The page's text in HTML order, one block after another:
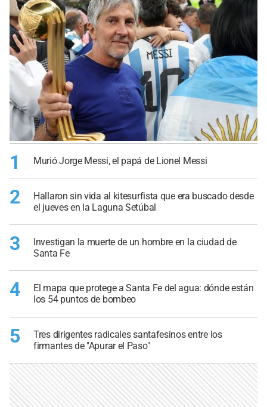
1 Murió Jorge Messi, el papá de Lionel Messi
2
Hallaron sin vida al kitesurfista que era buscado desde
el jueves en la Laguna Setúbal
3
Investigan la muerte de un hombre en la ciudad de
Santa Fe
4
El mapa que protege a Santa Fe del agua: dónde están
los 54 puntos de bombeo
5
Tres dirigentes radicales santafesinos entre los
firmantes de "Apurar el Paso"